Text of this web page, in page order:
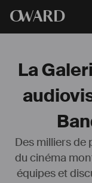
OWARD
La
Des milliers de
du cinéma
équipes et